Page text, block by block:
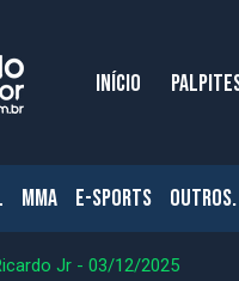
INÍCIO
MMA E-SPORTS OUTROS.
Jr - 03/12/2025